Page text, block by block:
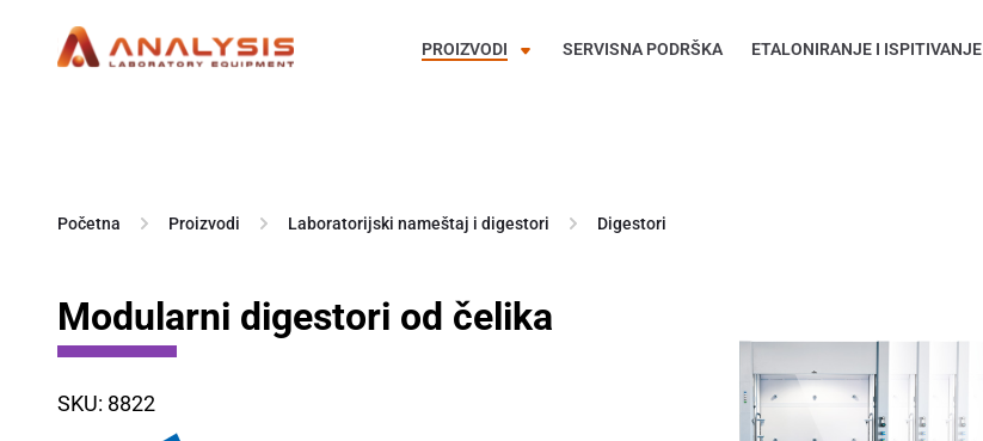
PROIZVODI SERVISNA PODRŠKA ETALONIRANJE I ISPITIVANJE
Početna Proizvodi Laboratorijski nameštaj i digestori Digestori
Modularni digestori od čelika
SKU: 8822